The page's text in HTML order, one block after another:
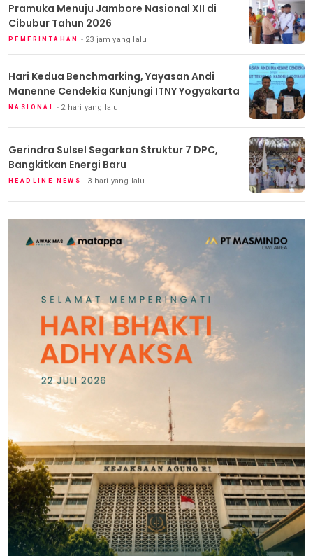
Pramuka Menuju Jambore Nasional XII di
Cibubur Tahun 2026
PEMERINTAHAN 23 jam yang lalu
Hari Kedua Benchmarking, Yayasan Andi
Manenne Cendekia Kunjungi ITNY Yogyakarta
NASIONAL 2 hari yang lalu
Gerindra Sulsel Segarkan Struktur 7 DPC,
Bangkitkan Energi Baru
HEADLINE NEWS 3 hari yang lalu